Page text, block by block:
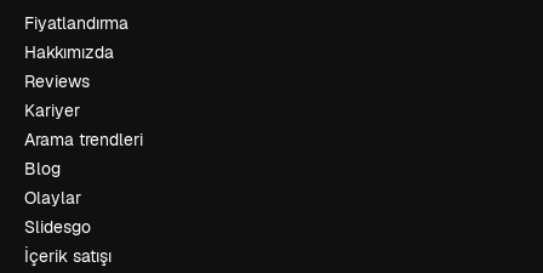
Fiyatlandırma
Hakkımızda
Reviews
Kariyer
Arama trendleri
Blog
Olaylar
Slidesgo
İçerik satışı